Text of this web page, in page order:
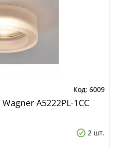
6009
A5222PL-1CC
2 шт.